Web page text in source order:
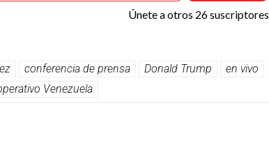
Únete a otros 26 suscriptores
conferencia de prensa Donald Trump
en vivo
Venezuela